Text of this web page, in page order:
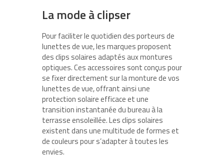
La mode à clipser
Pour faciliter le quotidien des porteurs de
lunettes de vue, les marques proposent
des clips solaires adaptés aux montures
optiques. Ces accessoires sont conçus pour
se fixer directement sur la monture de vos
lunettes de vue, offrant ainsi une
protection solaire efficace et une
transition instantanée du bureau à la
terrasse ensoleillée. Les clips solaires
existent dans une multitude de formes et
de couleurs pour s’adapter à toutes les
envies.